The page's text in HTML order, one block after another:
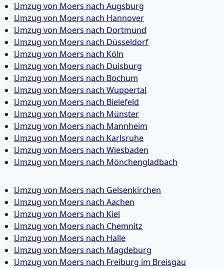
Umzug von Moers nach Augsburg
Umzug von Moers nach Hannover
Umzug von Moers nach Dortmund
Umzug von Moers nach Düsseldorf
Umzug von Moers nach Köln
Umzug von Moers nach Duisburg
Umzug von Moers nach Bochum
Umzug von Moers nach Wuppertal
Umzug von Moers nach Bielefeld
Umzug von Moers nach Münster
Umzug von Moers nach Mannheim
Umzug von Moers nach Karlsruhe
Umzug von Moers nach Wiesbaden
Umzug von Moers nach Mönchen­gladbach
Umzug von Moers nach Gelsenkirchen
Umzug von Moers nach Aachen
Umzug von Moers nach Kiel
Umzug von Moers nach Chemnitz
Umzug von Moers nach Halle
Umzug von Moers nach Magdeburg
Umzug von Moers nach Freiburg im Breisgau